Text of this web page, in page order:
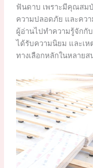
ฟันดาบ เพราะมีคุณสม
ความปลอดภัย และคว
ผู้อ่านไปทำความรู้จักกั
ได้รับความนิยม และเ
ทางเลือกหลักในหลายส